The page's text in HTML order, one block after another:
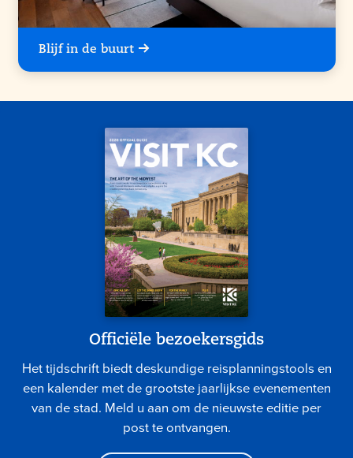
Blijf in de buurt
Officiële bezoekersgids
Het tijdschrift biedt deskundige reisplanningstools en
een kalender met de grootste jaarlijkse evenementen
van de stad. Meld u aan om de nieuwste editie per
post te ontvangen.